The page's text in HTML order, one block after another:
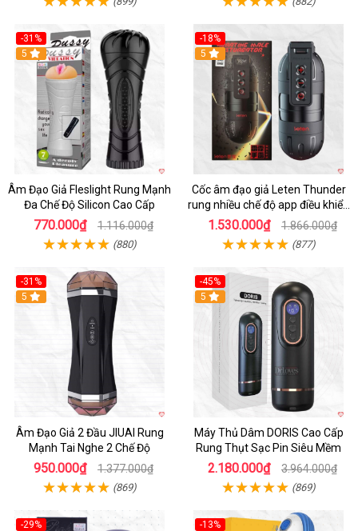
-31%
5
Âm Đạo Giả Fleslight Rung Mạnh
Đa Chế Độ Silicon Cao Cấp
770.000₫ 1.116.000₫
(880)
-18%
5
Cốc âm đạo giả Leten Thunder
rung nhiều chế độ app điều khiển
tiện lợi
1.530.000₫ 1.866.000₫
(877)
-31%
5
Âm Đạo Giả 2 Đầu JIUAI Rung
Mạnh Tai Nghe 2 Chế Độ
950.000₫ 1.377.000₫
(869)
-45%
Hot
5
Máy Thủ Dâm DORIS Cao Cấp
Rung Thụt Sạc Pin Siêu Mềm
2.180.000₫ 3.964.000₫
(869)
-29%
-13%